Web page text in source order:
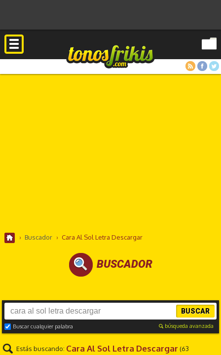
RSS FacebookTwitter
› Buscador › Cara Al Sol Letra Descargar
BUSCADOR
BUSCAR
Buscar cualquier palabra búsqueda avanzada
Estás buscando: Cara Al Sol Letra Descargar (63